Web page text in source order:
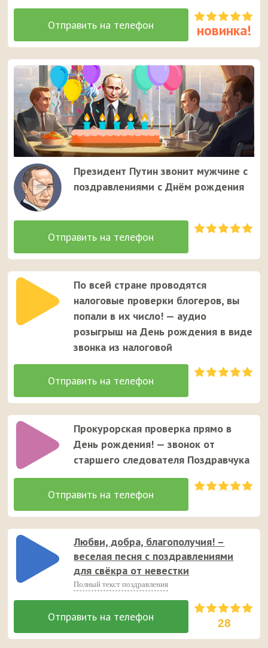
Президент Путин звонит мужчине с
поздравлениями с Днём рождения
По всей стране проводятся
налоговые проверки блогеров, вы
попали в их число! — аудио
розыгрыш на День рождения в виде
звонка из налоговой
Прокурорская проверка прямо в
День рождения! — звонок от
старшего следователя Поздравчука
Любви, добра, благополучия! –
веселая песня с поздравлениями
для свёкра от невестки
Полный текст поздравления
28